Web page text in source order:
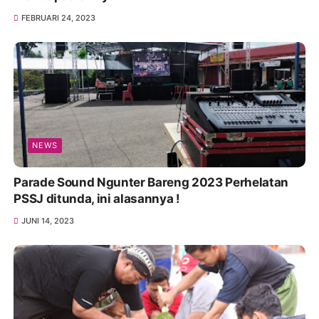
FEBRUARI 24, 2023
NEWS
Parade Sound Ngunter Bareng 2023 Perhelatan
PSSJ ditunda, ini alasannya !
JUNI 14, 2023